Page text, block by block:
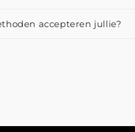
accepteren jullie?